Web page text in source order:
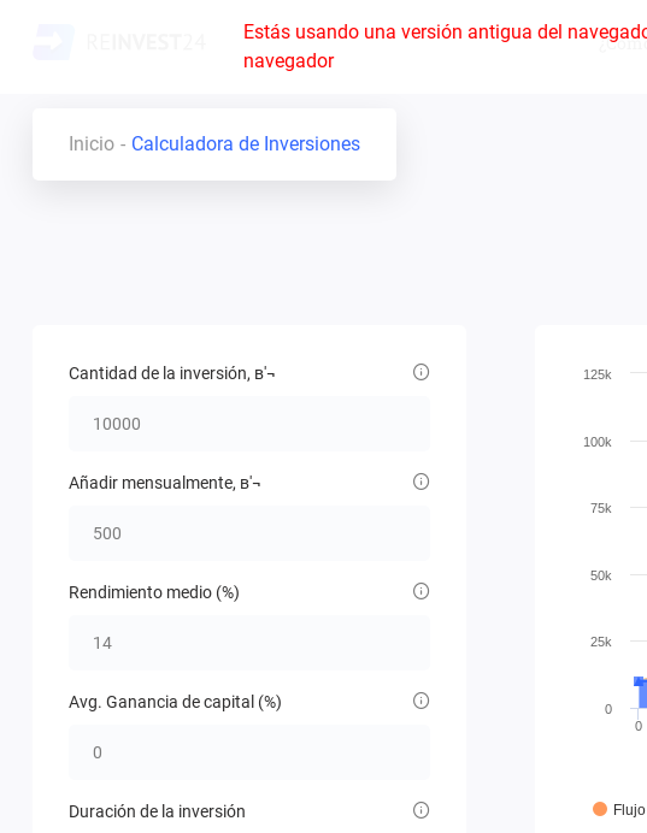
Estás usando una versión antigua del
navegador
Inicio Calculadora de Inversiones
Cantidad de la inversión, в'¬
Añadir mensualmente, в'¬
Rendimiento medio (%)
Avg. Ganancia de capital (%)
Duración de la inversión
0
0
25k
50k
75k
100k
125k